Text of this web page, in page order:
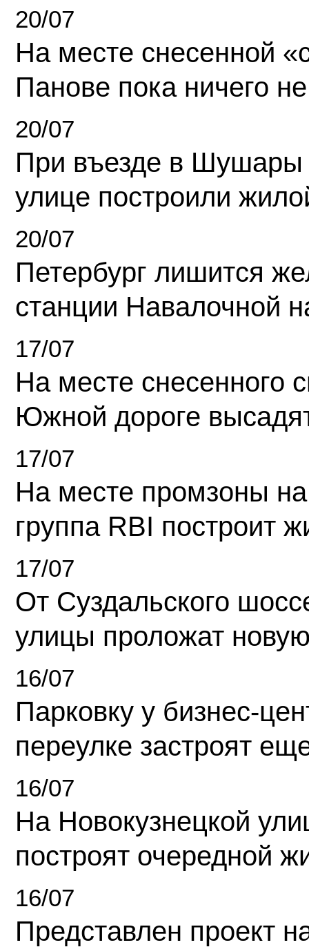
20/07
На месте снесенной
Панове пока ничего
20/07
При въезде в Шушары
улице построили
20/07
Петербург лишится
станции Навалочной
17/07
На месте снесенного
Южной дороге
17/07
На месте промзоны
группа RBI построит
17/07
От Суздальского
улицы проложат
16/07
Парковку у бизнес-
переулке застроят
16/07
На Новокузнецкой
построят очередной
16/07
Представлен проект